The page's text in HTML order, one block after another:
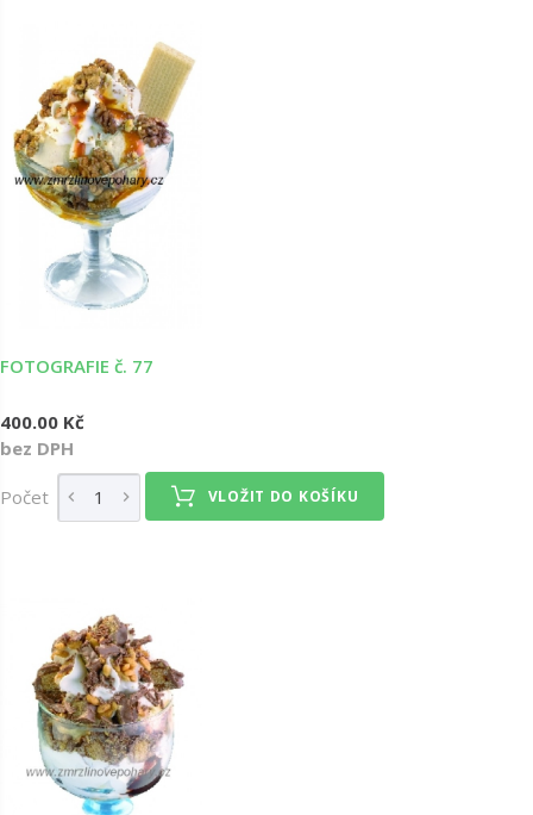
FOTOGRAFIE č. 77
400.00 Kč
bez DPH
Počet VLOŽIT DO KOŠÍKU